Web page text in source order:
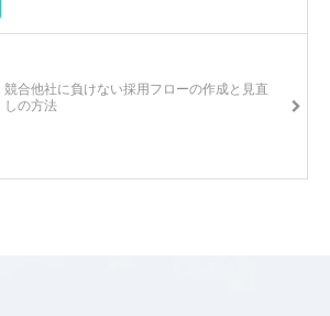
競合他社に負けない採用フローの作成と見直
しの方法